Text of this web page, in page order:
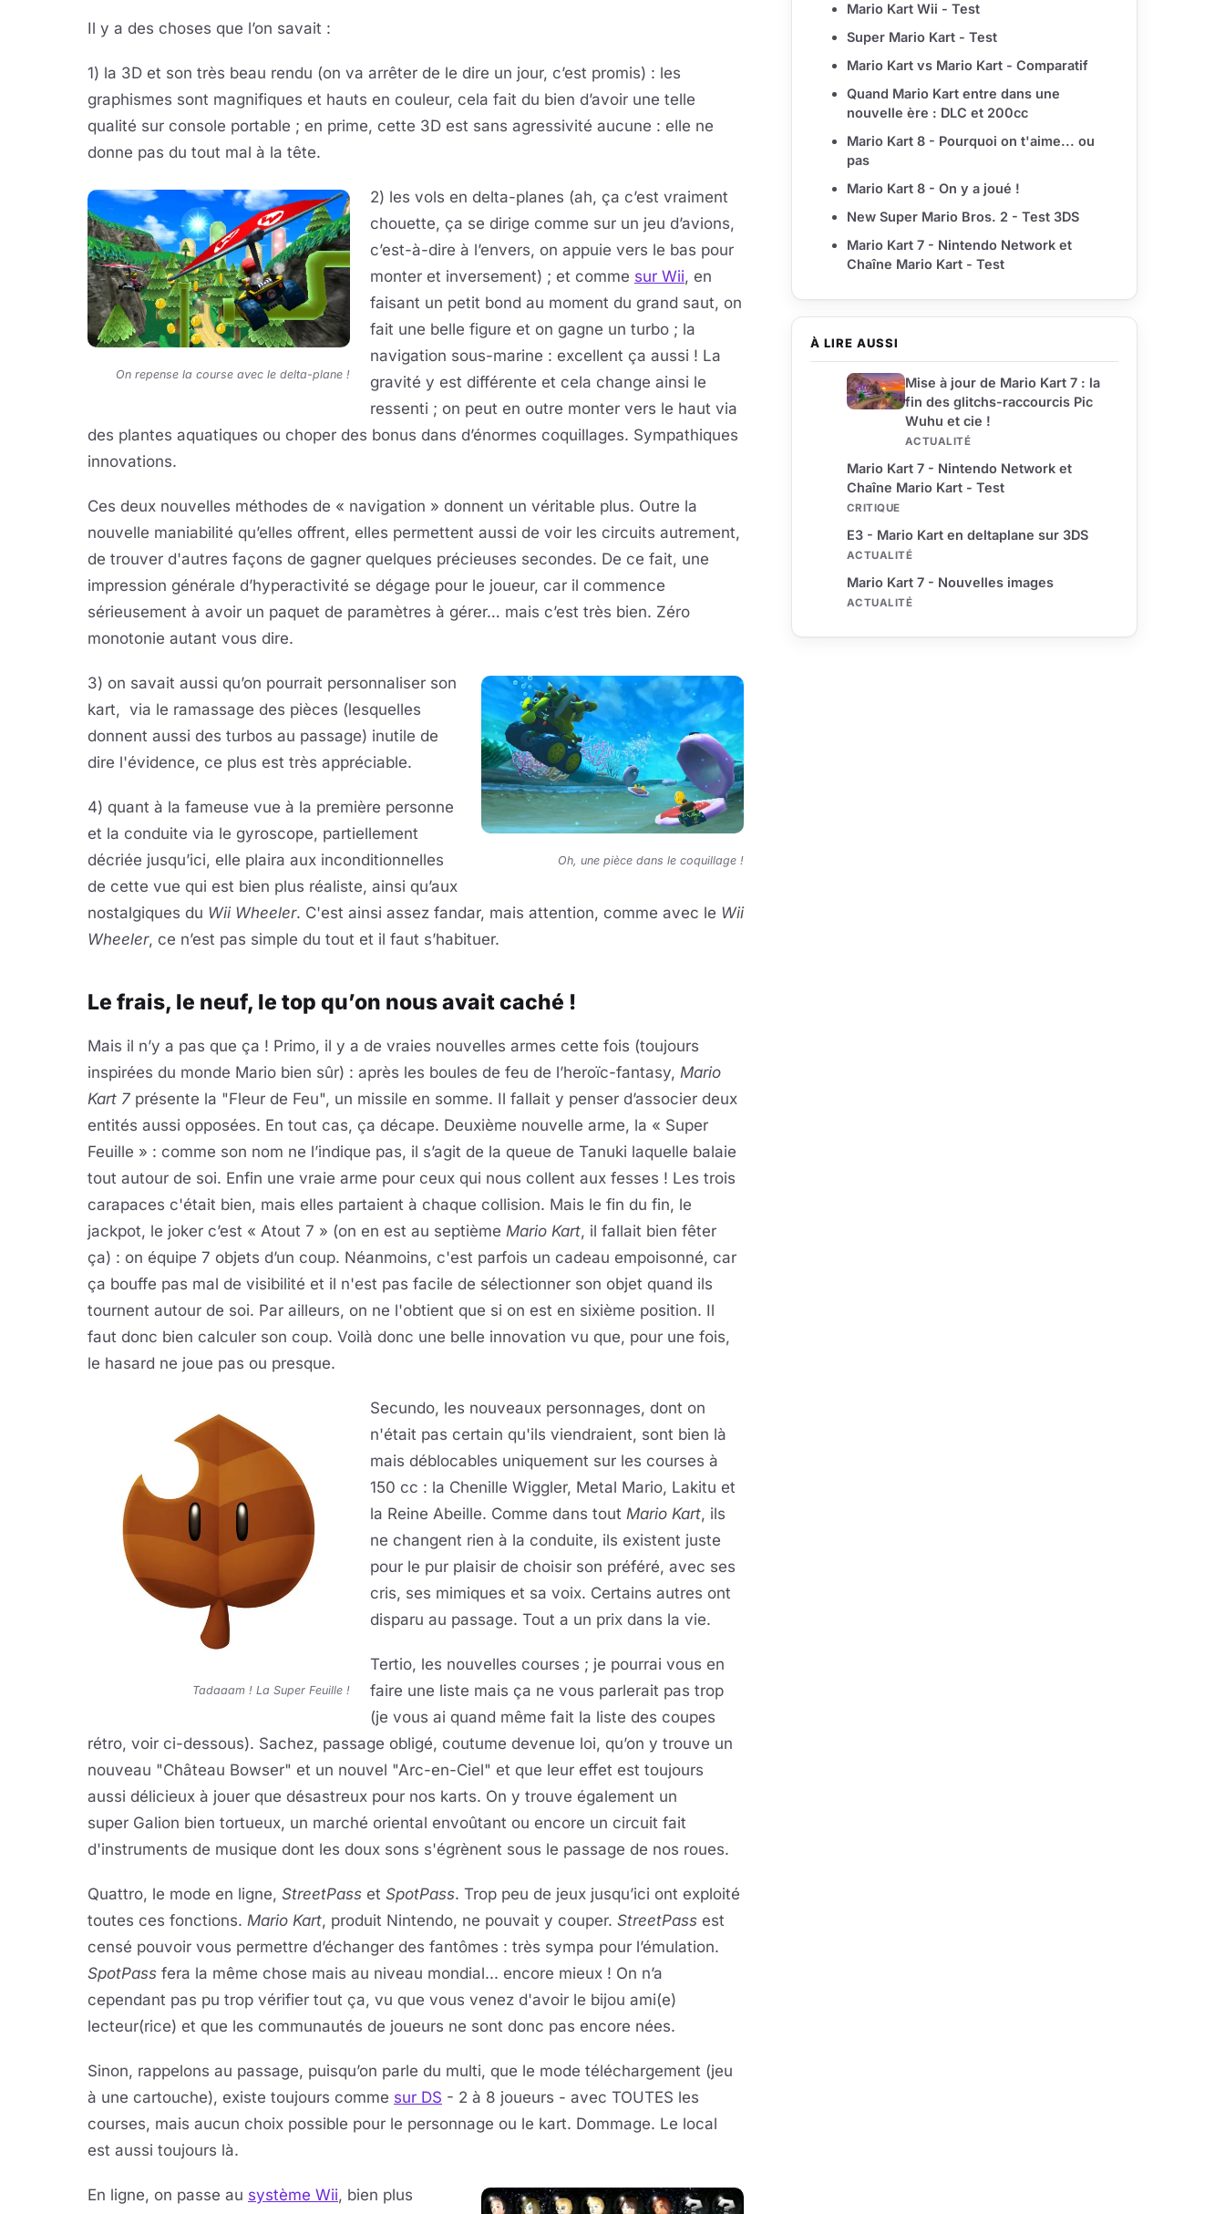
Il y a des choses que l’on savait :
1) la 3D et son très beau rendu (on va arrêter de le dire un jour, c’est promis) : les
graphismes sont magnifiques et hauts en couleur, cela fait du bien d’avoir une telle
qualité sur console portable ; en prime, cette 3D est sans agressivité aucune : elle ne
donne pas du tout mal à la tête.
On repense la course avec le delta-plane !
2) les vols en delta-planes (ah, ça c’est vraiment
chouette, ça se dirige comme sur un jeu d’avions,
c’est-à-dire à l’envers, on appuie vers le bas pour
monter et inversement) ; et comme sur Wii, en
faisant un petit bond au moment du grand saut, on
fait une belle figure et on gagne un turbo ; la
navigation sous-marine : excellent ça aussi ! La
gravité y est différente et cela change ainsi le
ressenti ; on peut en outre monter vers le haut via
des plantes aquatiques ou choper des bonus dans d’énormes coquillages. Sympathiques
innovations.
Ces deux nouvelles méthodes de « navigation » donnent un véritable plus. Outre la
nouvelle maniabilité qu’elles offrent, elles permettent aussi de voir les circuits autrement,
de trouver d'autres façons de gagner quelques précieuses secondes. De ce fait, une
impression générale d’hyperactivité se dégage pour le joueur, car il commence
sérieusement à avoir un paquet de paramètres à gérer… mais c’est très bien. Zéro
monotonie autant vous dire.
Oh, une pièce dans le coquillage !
3) on savait aussi qu’on pourrait personnaliser son
kart, via le ramassage des pièces (lesquelles
donnent aussi des turbos au passage) inutile de
dire l'évidence, ce plus est très appréciable.
4) quant à la fameuse vue à la première personne
et la conduite via le gyroscope, partiellement
décriée jusqu’ici, elle plaira aux inconditionnelles
de cette vue qui est bien plus réaliste, ainsi qu’aux
nostalgiques du Wii Wheeler. C'est ainsi assez fandar, mais attention, comme avec le Wii
Wheeler, ce n’est pas simple du tout et il faut s’habituer.
Le frais, le neuf, le top qu’on nous avait caché !
Mais il n’y a pas que ça ! Primo, il y a de vraies nouvelles armes cette fois (toujours
inspirées du monde Mario bien sûr) : après les boules de feu de l’heroïc-fantasy, Mario
Kart 7 présente la "Fleur de Feu", un missile en somme. Il fallait y penser d’associer deux
entités aussi opposées. En tout cas, ça décape. Deuxième nouvelle arme, la « Super
Feuille » : comme son nom ne l’indique pas, il s’agit de la queue de Tanuki laquelle balaie
tout autour de soi. Enfin une vraie arme pour ceux qui nous collent aux fesses ! Les trois
carapaces c'était bien, mais elles partaient à chaque collision. Mais le fin du fin, le
jackpot, le joker c’est « Atout 7 » (on en est au septième Mario Kart, il fallait bien fêter
ça) : on équipe 7 objets d’un coup. Néanmoins, c'est parfois un cadeau empoisonné, car
ça bouffe pas mal de visibilité et il n'est pas facile de sélectionner son objet quand ils
tournent autour de soi. Par ailleurs, on ne l'obtient que si on est en sixième position. Il
faut donc bien calculer son coup. Voilà donc une belle innovation vu que, pour une fois,
le hasard ne joue pas ou presque.
Tadaaam ! La Super Feuille !
Secundo, les nouveaux personnages, dont on
n'était pas certain qu'ils viendraient, sont bien là
mais déblocables uniquement sur les courses à
150 cc : la Chenille Wiggler, Metal Mario, Lakitu et
la Reine Abeille. Comme dans tout Mario Kart, ils
ne changent rien à la conduite, ils existent juste
pour le pur plaisir de choisir son préféré, avec ses
cris, ses mimiques et sa voix. Certains autres ont
disparu au passage. Tout a un prix dans la vie.
Tertio, les nouvelles courses ; je pourrai vous en
faire une liste mais ça ne vous parlerait pas trop
(je vous ai quand même fait la liste des coupes
rétro, voir ci-dessous). Sachez, passage obligé, coutume devenue loi, qu’on y trouve un
nouveau "Château Bowser" et un nouvel "Arc-en-Ciel" et que leur effet est toujours
aussi délicieux à jouer que désastreux pour nos karts. On y trouve également un
super Galion bien tortueux, un marché oriental envoûtant ou encore un circuit fait
d'instruments de musique dont les doux sons s'égrènent sous le passage de nos roues.
Quattro, le mode en ligne, StreetPass et SpotPass. Trop peu de jeux jusqu’ici ont exploité
toutes ces fonctions. Mario Kart, produit Nintendo, ne pouvait y couper. StreetPass est
censé pouvoir vous permettre d’échanger des fantômes : très sympa pour l’émulation.
SpotPass fera la même chose mais au niveau mondial... encore mieux ! On n’a
cependant pas pu trop vérifier tout ça, vu que vous venez d'avoir le bijou ami(e)
lecteur(rice) et que les communautés de joueurs ne sont donc pas encore nées.
Sinon, rappelons au passage, puisqu’on parle du multi, que le mode téléchargement (jeu
à une cartouche), existe toujours comme sur DS - 2 à 8 joueurs - avec TOUTES les
courses, mais aucun choix possible pour le personnage ou le kart. Dommage. Le local
est aussi toujours là.
En ligne, on passe au système Wii, bien plus
À LIRE AUSSI
Mise à jour de Mario Kart 7 : la
fin des glitchs-raccourcis Pic
Wuhu et cie !
ACTUALITÉ
Mario Kart 7 - Nintendo Network et
Chaîne Mario Kart - Test
CRITIQUE
E3 - Mario Kart en deltaplane sur 3DS
ACTUALITÉ
Mario Kart 7 - Nouvelles images
ACTUALITÉ
Mario Kart Wii - Test
Super Mario Kart - Test
Mario Kart vs Mario Kart - Comparatif
Quand Mario Kart entre dans une
nouvelle ère : DLC et 200cc
Mario Kart 8 - Pourquoi on t'aime... ou
pas
Mario Kart 8 - On y a joué !
New Super Mario Bros. 2 - Test 3DS
Mario Kart 7 - Nintendo Network et
Chaîne Mario Kart - Test